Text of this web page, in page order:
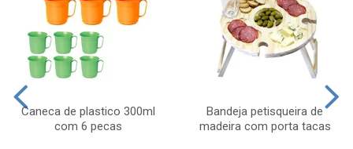
Caneca de plastico 300ml
com 6 pecas
Bandeja petisqueira de
madeira com porta tacas